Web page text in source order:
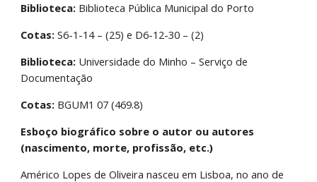
Biblioteca: Biblioteca Pública Municipal do Porto
Cotas: S6-1-14 – (25) e D6-12-30 – (2)
Biblioteca: Universidade do Minho – Serviço de
Documentação
Cotas: BGUM1 07 (469.8)
Esboço biográfico sobre o autor ou autores
(nascimento, morte, profissão, etc.)
Américo Lopes de Oliveira nasceu em Lisboa, no ano de